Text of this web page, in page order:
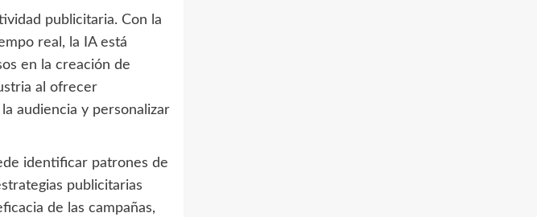
publicitaria. Con la
real, la IA está
en la creación de
al ofrecer
audiencia y personalizar
identificar patrones de
publicitarias
de las campañas,